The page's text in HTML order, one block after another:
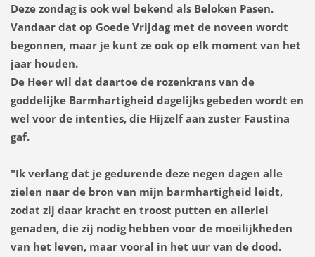
Deze zondag is ook wel bekend als Beloken Pasen.
Vandaar dat op Goede Vrijdag met de noveen wordt
begonnen, maar je kunt ze ook op elk moment van het
jaar houden.
De Heer wil dat daartoe de rozenkrans van de
goddelijke Barmhartigheid dagelijks gebeden wordt en
wel voor de intenties, die Hijzelf aan zuster Faustina
gaf.
"Ik verlang dat je gedurende deze negen dagen alle
zielen naar de bron van mijn barmhartigheid leidt,
zodat zij daar kracht en troost putten en allerlei
genaden, die zij nodig hebben voor de moeilijkheden
van het leven, maar vooral in het uur van de dood.